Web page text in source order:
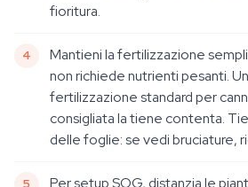
fioritura.
Mantieni la fertilizzazione
non richiede nutrienti pesanti.
fertilizzazione standard per
consigliata la tiene contenta.
delle foglie: se vedi bruciature,
Per setup SOG, distanzia le